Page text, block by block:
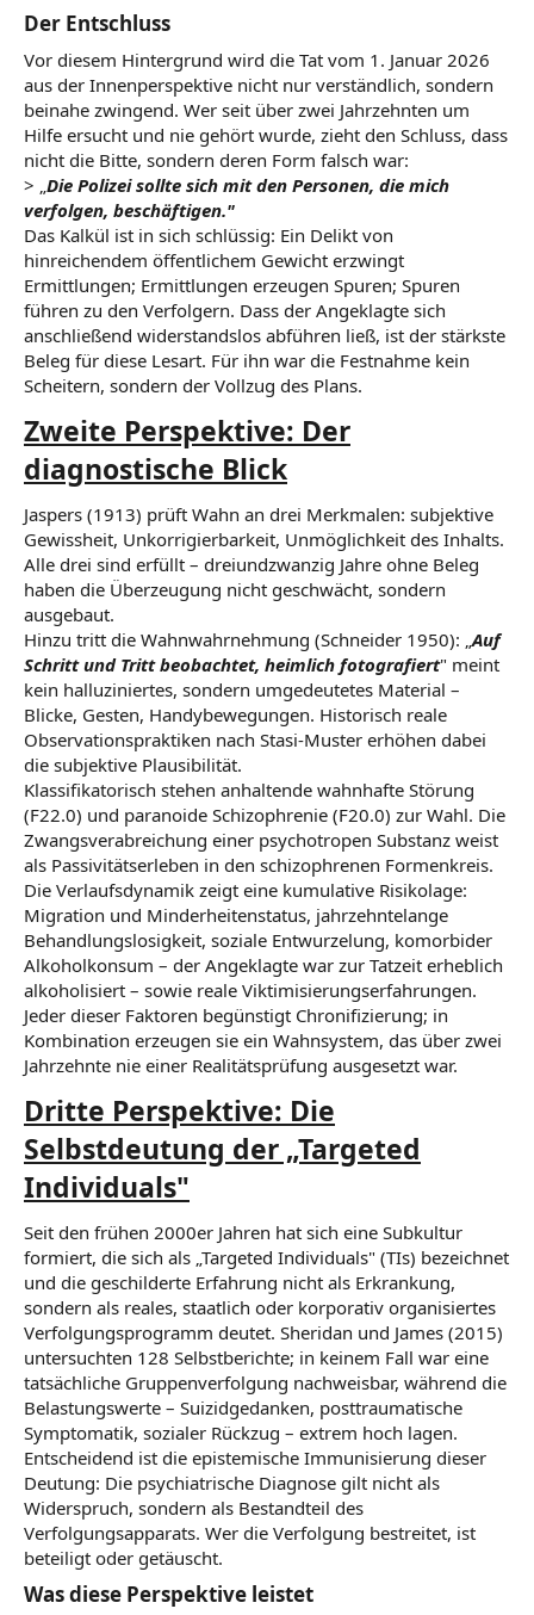
Der Entschluss​
Vor diesem Hintergrund wird die Tat vom 1. Januar 2026
aus der Innenperspektive nicht nur verständlich, sondern
beinahe zwingend. Wer seit über zwei Jahrzehnten um
Hilfe ersucht und nie gehört wurde, zieht den Schluss, dass
nicht die Bitte, sondern deren Form falsch war:
> „ Die Polizei sollte sich mit den Personen, die mich
verfolgen, beschäftigen."
Das Kalkül ist in sich schlüssig: Ein Delikt von
hinreichendem öffentlichem Gewicht erzwingt
Ermittlungen; Ermittlungen erzeugen Spuren; Spuren
führen zu den Verfolgern. Dass der Angeklagte sich
anschließend widerstandslos abführen ließ, ist der stärkste
Beleg für diese Lesart. Für ihn war die Festnahme kein
Scheitern, sondern der Vollzug des Plans.
Zweite Perspektive: Der
diagnostische Blick
Jaspers (1913) prüft Wahn an drei Merkmalen: subjektive
Gewissheit, Unkorrigierbarkeit, Unmöglichkeit des Inhalts.
Alle drei sind erfüllt – dreiundzwanzig Jahre ohne Beleg
haben die Überzeugung nicht geschwächt, sondern
ausgebaut.
Hinzu tritt die Wahnwahrnehmung (Schneider 1950): „Auf
Schritt und Tritt beobachtet, heimlich fotografiert" meint
kein halluziniertes, sondern umgedeutetes Material –
Blicke, Gesten, Handybewegungen. Historisch reale
Observationspraktiken nach Stasi-Muster erhöhen dabei
die subjektive Plausibilität.
Klassifikatorisch stehen anhaltende wahnhafte Störung
(F22.0) und paranoide Schizophrenie (F20.0) zur Wahl. Die
Zwangsverabreichung einer psychotropen Substanz weist
als Passivitätserleben in den schizophrenen Formenkreis.
Die Verlaufsdynamik zeigt eine kumulative Risikolage:
Migration und Minderheitenstatus, jahrzehntelange
Behandlungslosigkeit, soziale Entwurzelung, komorbider
Alkoholkonsum – der Angeklagte war zur Tatzeit erheblich
alkoholisiert – sowie reale Viktimisierungserfahrungen.
Jeder dieser Faktoren begünstigt Chronifizierung; in
Kombination erzeugen sie ein Wahnsystem, das über zwei
Jahrzehnte nie einer Realitätsprüfung ausgesetzt war.
Dritte Perspektive: Die
Selbstdeutung der „Targeted
Individuals"
Seit den frühen 2000er Jahren hat sich eine Subkultur
formiert, die sich als „Targeted Individuals" (TIs) bezeichnet
und die geschilderte Erfahrung nicht als Erkrankung,
sondern als reales, staatlich oder korporativ organisiertes
Verfolgungsprogramm deutet. Sheridan und James (2015)
untersuchten 128 Selbstberichte; in keinem Fall war eine
tatsächliche Gruppenverfolgung nachweisbar, während die
Belastungswerte – Suizidgedanken, posttraumatische
Symptomatik, sozialer Rückzug – extrem hoch lagen.
Entscheidend ist die epistemische Immunisierung dieser
Deutung: Die psychiatrische Diagnose gilt nicht als
Widerspruch, sondern als Bestandteil des
Verfolgungsapparats. Wer die Verfolgung bestreitet, ist
beteiligt oder getäuscht.
Was diese Perspektive leistet​